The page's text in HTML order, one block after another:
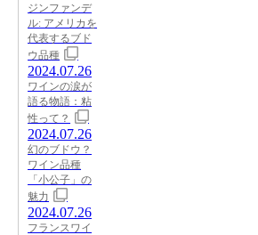
ジンファンデ
ル: アメリカを
代表するブド
ウ品種
2024.07.26
ワインの涙が
語る物語：粘
性って？
2024.07.26
幻のブドウ？
ワイン品種
「小公子」の
魅力
2024.07.26
フランスワイ